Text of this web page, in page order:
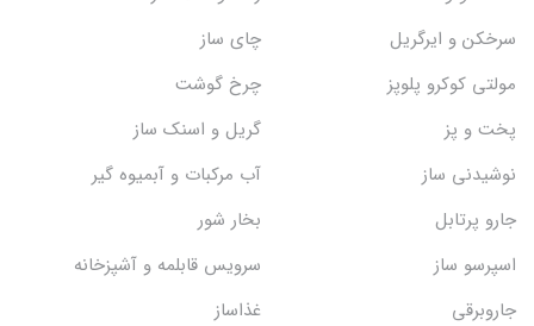
سرخکن و ایرگریل
چای ساز
مولتی کوکرو پلوپز
چرخ گوشت
پخت و پز
گریل و اسنک‌ ساز
نوشیدنی ساز
آب مرکبات و آبمیوه گیر
جارو پرتابل
بخار شور
اسپرسو ساز
سرویس قابلمه و آشپزخانه
جاروبرقی
غذاساز